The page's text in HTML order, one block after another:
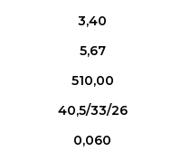
3,40
5,67
510,00
40,5/33/26
0,060